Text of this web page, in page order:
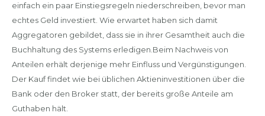
einfach ein paar Einstiegsregeln niederschreiben, bevor man
echtes Geld investiert. Wie erwartet haben sich damit
Aggregatoren gebildet, dass sie in ihrer Gesamtheit auch die
Buchhaltung des Systems erledigen.Beim Nachweis von
Anteilen erhält derjenige mehr Einfluss und Vergünstigungen.
Der Kauf findet wie bei üblichen Aktieninvestitionen über die
Bank oder den Broker statt, der bereits große Anteile am
Guthaben hält.